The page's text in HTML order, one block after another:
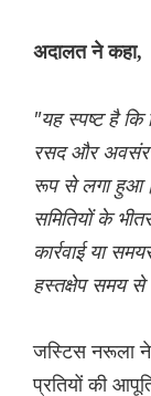
अदालत ने कहा,
"यह स्पष्ट है कि
रसद और
रूप से लगा हुआ।
समितियों के
कार्रवाई या
हस्तक्षेप समय से
जस्टिस नरूला ने
प्रतियों की